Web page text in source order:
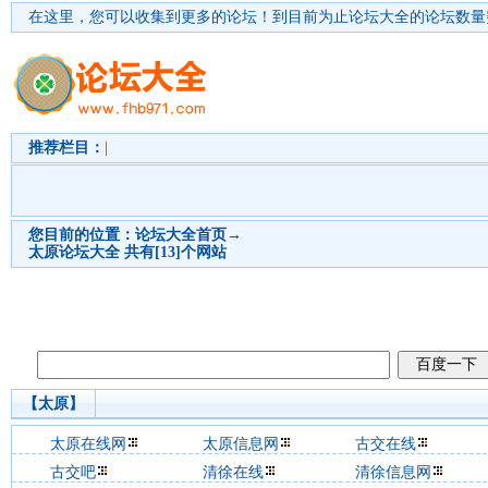
在这里，您可以收集到更多的论坛！ 到目前为止论坛大全的论坛数
推荐栏目：
您目前的位置： 论坛大全首页→
太原论坛大全 共有[13]个网站
【太原】
太原在线网 太原信息网
古交在线
古交吧
清徐在线
清徐信息网